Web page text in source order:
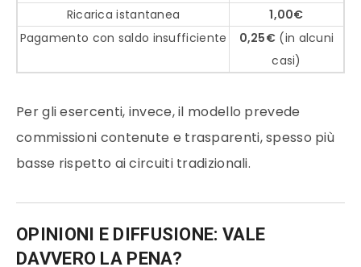
Ricarica istantanea
1,00€
Pagamento con saldo insufficiente
0,25€ (in alcuni
casi)
Per gli esercenti, invece, il modello prevede
commissioni contenute e trasparenti, spesso più
basse rispetto ai circuiti tradizionali.
OPINIONI E DIFFUSIONE: VALE
DAVVERO LA PENA?